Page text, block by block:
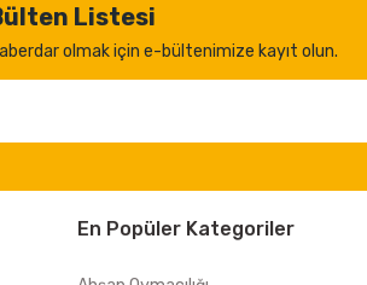
Listesi
olmak için e-bültenimize kayıt olun.
En Popüler Kategoriler